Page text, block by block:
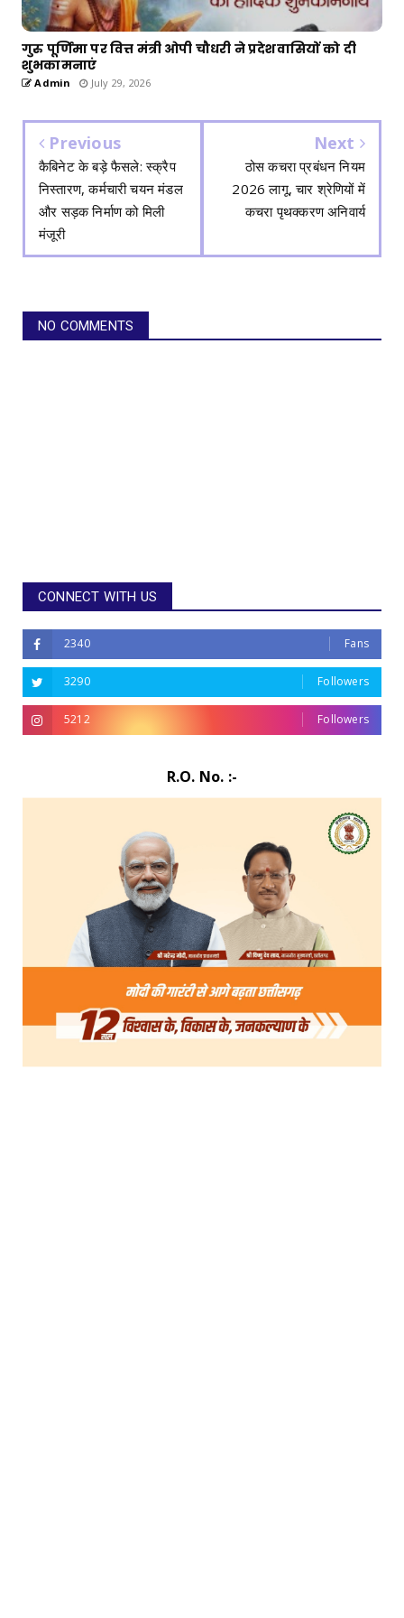
गुरु पूर्णिमा पर वित्त मंत्री ओपी चौधरी ने प्रदेशवासियों को दी
शुभकामनाएं
Admin July 29, 2026
Previous
कैबिनेट के बड़े फैसले: स्क्रैप
निस्तारण, कर्मचारी चयन मंडल
और सड़क निर्माण को मिली
मंजूरी
Next
ठोस कचरा प्रबंधन नियम
2026 लागू, चार श्रेणियों में
कचरा पृथक्करण अनिवार्य
NO COMMENTS
CONNECT WITH US
2340 Fans
3290 Followers
5212 Followers
R.O. No. :-